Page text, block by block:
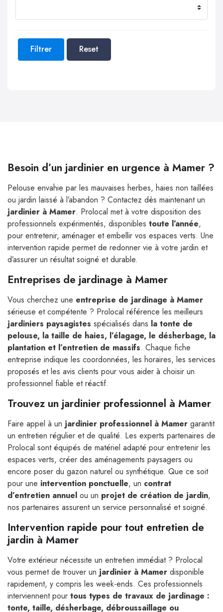
Filtrer Reset
Besoin d’un jardinier en urgence à Mamer ?
Pelouse envahie par les mauvaises herbes, haies non taillées
ou jardin laissé à l’abandon ? Contactez dès maintenant un
jardinier à Mamer. Prolocal met à votre disposition des
professionnels expérimentés, disponibles toute l’année,
pour entretenir, aménager et embellir vos espaces verts. Une
intervention rapide permet de redonner vie à votre jardin et
d’assurer un résultat soigné et durable.
Entreprises de jardinage à Mamer
Vous cherchez une entreprise de jardinage à Mamer
sérieuse et compétente ? Prolocal référence les meilleurs
jardiniers paysagistes spécialisés dans la tonte de
pelouse, la taille de haies, l’élagage, le désherbage, la
plantation et l’entretien de massifs. Chaque fiche
entreprise indique les coordonnées, les horaires, les services
proposés et les avis clients pour vous aider à choisir un
professionnel fiable et réactif.
Trouvez un jardinier professionnel à Mamer
Faire appel à un jardinier professionnel à Mamer garantit
un entretien régulier et de qualité. Les experts partenaires de
Prolocal sont équipés de matériel adapté pour entretenir les
espaces verts, créer des aménagements paysagers ou
encore poser du gazon naturel ou synthétique. Que ce soit
pour une intervention ponctuelle, un contrat
d’entretien annuel ou un projet de création de jardin,
nos partenaires assurent un service personnalisé et soigné.
Intervention rapide pour tout entretien de
jardin à Mamer
Votre extérieur nécessite un entretien immédiat ? Prolocal
vous permet de trouver un jardinier à Mamer disponible
rapidement, y compris les week-ends. Ces professionnels
interviennent pour tous types de travaux de jardinage :
tonte, taille, désherbage, débroussaillage ou